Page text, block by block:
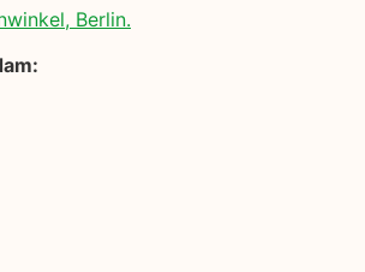
Berlin.